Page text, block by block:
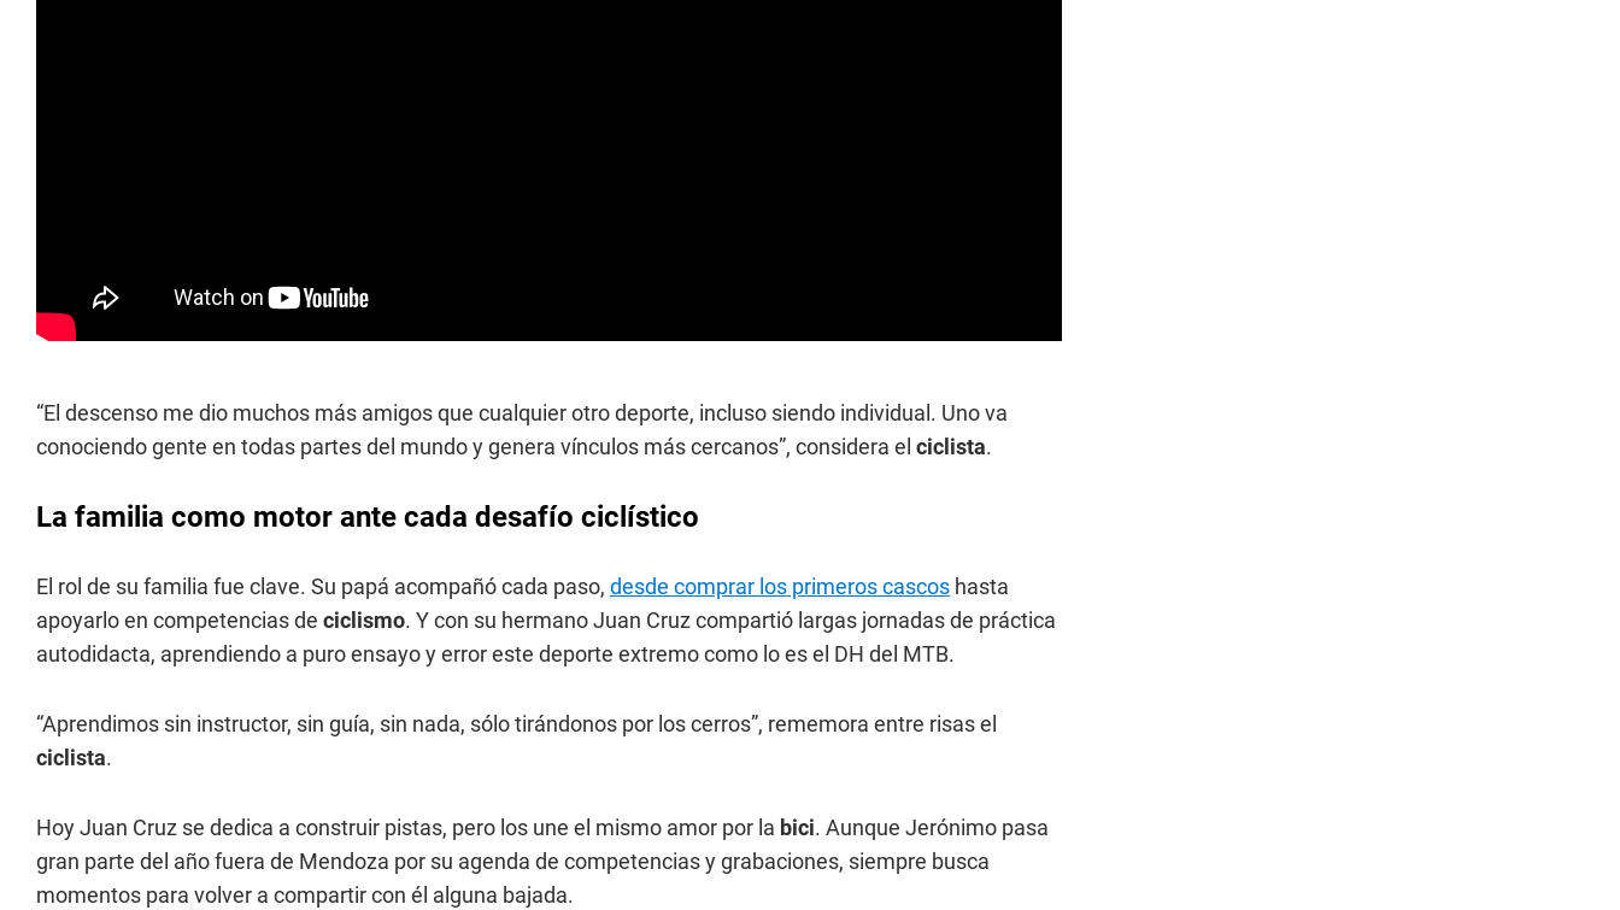
“El descenso me dio muchos más amigos que cualquier otro deporte, incluso siendo individual. Uno va
conociendo gente en todas partes del mundo y genera vínculos más cercanos”, considera el ciclista.
La familia como motor ante cada desafío ciclístico
El rol de su familia fue clave. Su papá acompañó cada paso, desde comprar los primeros cascos hasta
apoyarlo en competencias de ciclismo. Y con su hermano Juan Cruz compartió largas jornadas de práctica
autodidacta, aprendiendo a puro ensayo y error este deporte extremo como lo es el DH del MTB.
“Aprendimos sin instructor, sin guía, sin nada, sólo tirándonos por los cerros”, rememora entre risas el
ciclista.
Hoy Juan Cruz se dedica a construir pistas, pero los une el mismo amor por la bici. Aunque Jerónimo pasa
gran parte del año fuera de Mendoza por su agenda de competencias y grabaciones, siempre busca
momentos para volver a compartir con él alguna bajada.